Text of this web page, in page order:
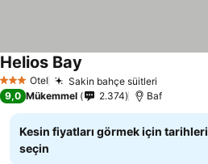
3 YıldızOtel Sakin bahçe süitleri
Helios Bay
9,0 Mükemmel 2.374 Baf
Kesin fiyatları görmek için tarihleri
seçin